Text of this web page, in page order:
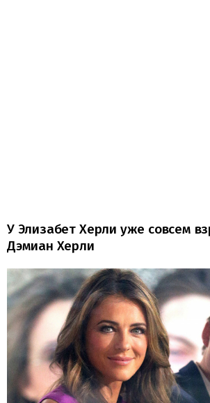
У Элизабет Херли уже совсем
Дэмиан Херли